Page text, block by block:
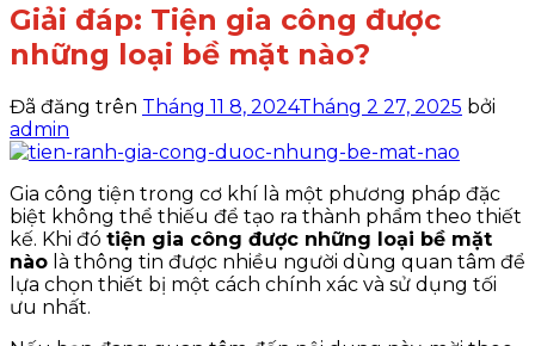
Giải đáp: Tiện gia công được
những loại bề mặt nào?
Đã đăng trên Tháng 11 8, 2024Tháng 2 27, 2025 bởi
admin
Gia công tiện trong cơ khí là một phương pháp đặc
biệt không thể thiếu để tạo ra thành phẩm theo thiết
kế. Khi đó tiện gia công được những loại bề mặt
nào là thông tin được nhiều người dùng quan tâm để
lựa chọn thiết bị một cách chính xác và sử dụng tối
ưu nhất.